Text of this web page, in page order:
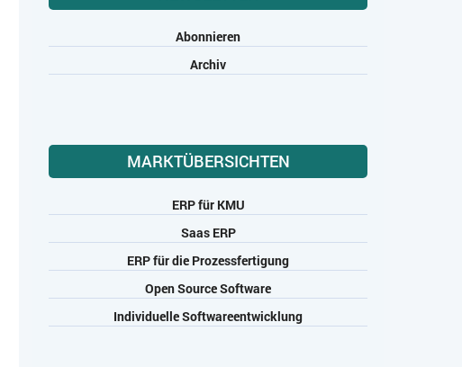
Abonnieren
Archiv
MARKTÜBERSICHTEN
ERP für KMU
Saas ERP
ERP für die Prozessfertigung
Open Source Software
Individuelle Softwareentwicklung